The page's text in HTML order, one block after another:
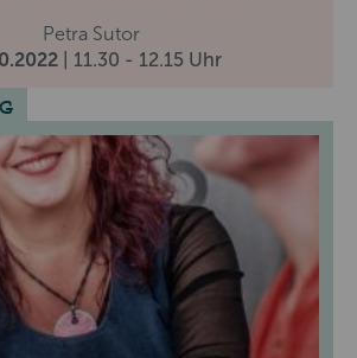
Petra Sutor
| 11.30 - 12.15 Uhr